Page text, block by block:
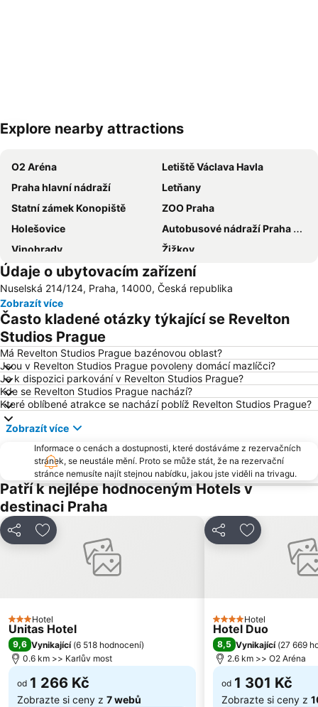
Explore nearby attractions
O2 Aréna
Letiště Václava Havla
Praha hlavní nádraží
Letňany
Statní zámek Konopiště
ZOO Praha
Holešovice
Autobusové nádraží Praha Florenc
Vinohrady
Žižkov
Vršovice
Výstaviště Praha - Holešovice
Chodov
Smíchov
Václavské náměstí
Na Kampě
Horní Počernice
Televizní věž Žižkov
Dejvice
Hostivař
Zličín
Modřany
Old Town Square
Zbraslav
Karlovo náměstí
Suchdol
Vyšehrad
Malá Strana
Stanice metra Anděl
Troja
Strašnice
Tančící dům
Řepy
Nemocnice Motol Metro Station
Radotín
Zámek Loučeň
Prosek
Čakovice
Centrum Černý Most
Údaje o ubytovacím zařízení
Nuselská 214/124, Praha, 14000, Česká republika
Zobrazít více
Často kladené otázky týkající se Revelton
Studios Prague
Má Revelton Studios Prague bazénovou oblast?
Jsou v Revelton Studios Prague povoleny domácí mazlíčci?
Je k dispozici parkování v Revelton Studios Prague?
Kde se Revelton Studios Prague nachází?
Které oblíbené atrakce se nachází poblíž Revelton Studios Prague?
Zobrazít více
Informace o cenách a dostupnosti, které dostáváme z rezervačních
stránek, se neustále mění. Proto se může stát, že na rezervační
stránce nemusíte najít stejnou nabídku, jakou jste viděli na trivagu.
Patří k nejlépe hodnoceným Hotels v
destinaci Praha
Sdílet Přidat na seznam oblíbených hotelů
3 Počet hvězdiček
Hotel
Unitas Hotel
9,6 Vynikající (6 518 hodnocení)
0.6 km >> Karlův most
od 1 266 Kč
Zobrazte si ceny z 7 webů
Sdílet Přidat na
4 Počet hvězdiček
Hotel
Hotel Duo
8,5 Vynikající (27 669
2.6 km >> O2 Aréna
od 1 301 Kč
Zobrazte si ceny z